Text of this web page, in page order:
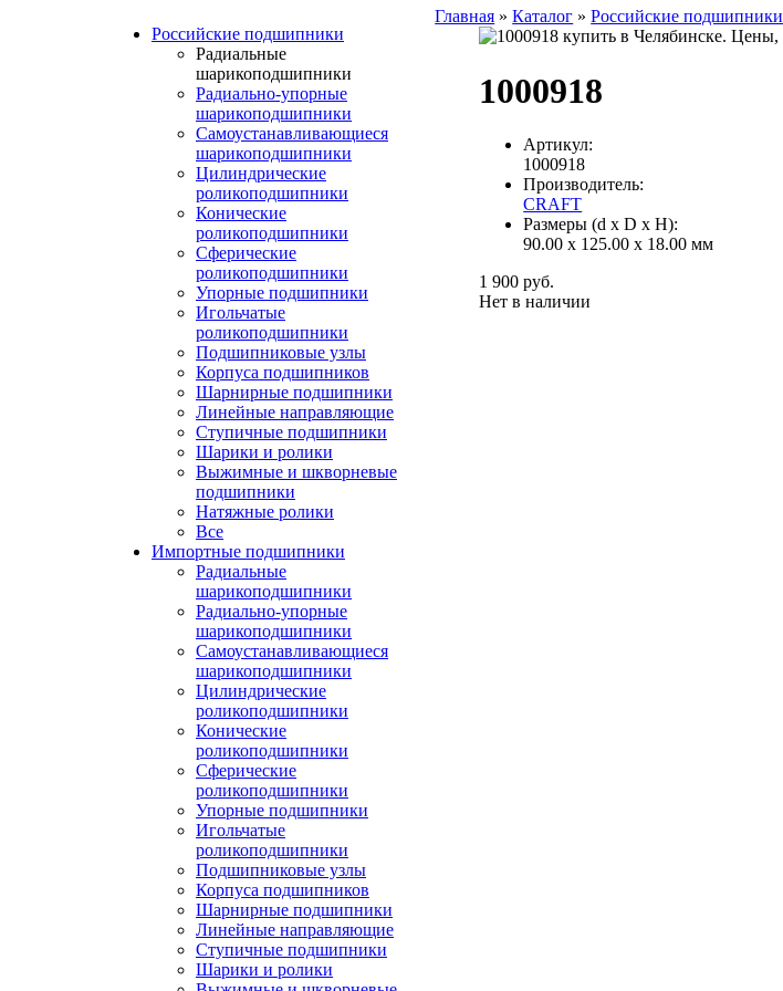
Российские подшипники
Радиальные
шарикоподшипники
Радиально-упорные
шарикоподшипники
Самоустанавливающиеся
шарикоподшипники
Цилиндрические
роликоподшипники
Конические
роликоподшипники
Сферические
роликоподшипники
Упорные подшипники
Игольчатые
роликоподшипники
Подшипниковые узлы
Корпуса подшипников
Шарнирные подшипники
Линейные направляющие
Ступичные подшипники
Шарики и ролики
Выжимные и шкворневые
подшипники
Натяжные ролики
Все
Импортные подшипники
Радиальные
шарикоподшипники
Радиально-упорные
шарикоподшипники
Самоустанавливающиеся
шарикоподшипники
Цилиндрические
роликоподшипники
Конические
роликоподшипники
Сферические
роликоподшипники
Упорные подшипники
Игольчатые
роликоподшипники
Подшипниковые узлы
Корпуса подшипников
Шарнирные подшипники
Линейные направляющие
Ступичные подшипники
Шарики и ролики
Главная »Каталог »Российские подшипники
1000918
Артикул:
1000918
Производитель:
CRAFT
Размеры (d x D x H):
90.00 x 125.00 x 18.00 мм
1 900 руб.
Нет в наличии